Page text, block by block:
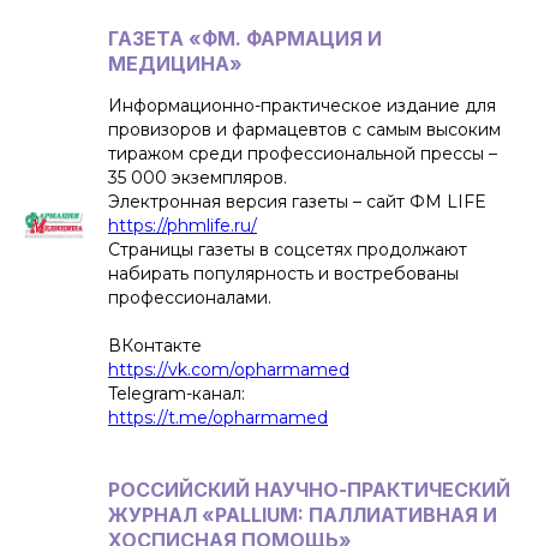
ГАЗЕТА «ФМ. ФАРМАЦИЯ И
МЕДИЦИНА»
Информационно-практическое издание для
провизоров и фармацевтов с самым высоким
тиражом среди профессиональной прессы –
35 000 экземпляров.
Электронная версия газеты – сайт ФМ LIFE
https://phmlife.ru/
Страницы газеты в соцсетях продолжают
набирать популярность и востребованы
профессионалами.
ВКонтакте
https://vk.com/opharmamed
Telegram-канал:
https://t.me/opharmamed
РОССИЙСКИЙ НАУЧНО-ПРАКТИЧЕСКИЙ
ЖУРНАЛ «PALLIUM: ПАЛЛИАТИВНАЯ И
ХОСПИСНАЯ ПОМОЩЬ»